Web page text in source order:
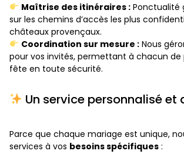
Maîtrise des itinéraires :Ponctualité
sur les chemins d’accès les plus
châteaux provençaux.
Coordination sur mesure :Nous
pour vos invités, permettant à chacun de
fête en toute sécurité.
Un service personnalisé et
Parce que chaque mariage est unique,
services à vos besoins spécifiques :